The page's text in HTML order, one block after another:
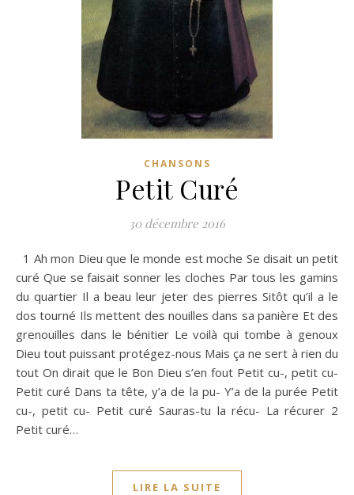
CHANSONS
Petit Curé
30 décembre 2016
1 Ah mon Dieu que le monde est moche Se disait un petit
curé Que se faisait sonner les cloches Par tous les gamins
du quartier Il a beau leur jeter des pierres Sitôt qu’il a le
dos tourné Ils mettent des nouilles dans sa panière Et des
grenouilles dans le bénitier Le voilà qui tombe à genoux
Dieu tout puissant protégez-nous Mais ça ne sert à rien du
tout On dirait que le Bon Dieu s’en fout Petit cu-, petit cu-
Petit curé Dans ta tête, y’a de la pu- Y’a de la purée Petit
cu-, petit cu- Petit curé Sauras-tu la récu- La récurer 2
Petit curé…
LIRE LA SUITE